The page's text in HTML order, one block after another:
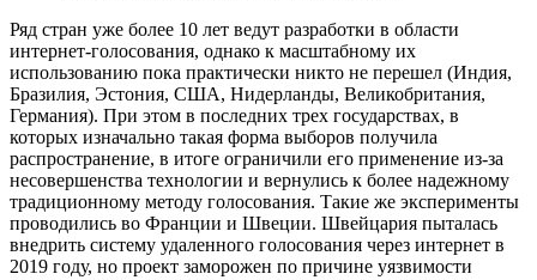
Ряд стран уже более 10 лет ведут разработки в области
интернет-голосования, однако к масштабному их
использованию пока практически никто не перешел (Индия,
Бразилия, Эстония, США, Нидерланды, Великобритания,
Германия). При этом в последних трех государствах, в
которых изначально такая форма выборов получила
распространение, в итоге ограничили его применение из-за
несовершенства технологии и вернулись к более надежному
традиционному методу голосования. Такие же эксперименты
проводились во Франции и Швеции. Швейцария пыталась
внедрить систему удаленного голосования через интернет в
2019 году, но проект заморожен по причине уязвимости